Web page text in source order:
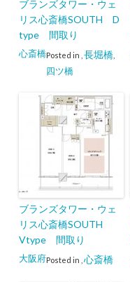
ブランズタワー・ウェ
リス心斎橋SOUTH D
type 間取り
Posted in
心斎橋 長堀橋,
四ツ橋
ブランズタワー・ウェ
リス心斎橋SOUTH
Vtype 間取り
Posted in
大阪府 心斎橋